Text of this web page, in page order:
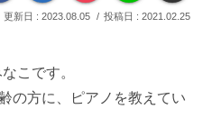
2023.08.05 2021.02.25
こです。
の方に、ピアノを教えてい